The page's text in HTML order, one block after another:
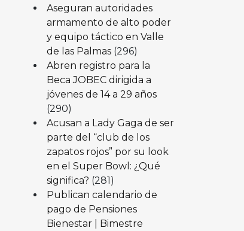
Aseguran autoridades
armamento de alto poder
y equipo táctico en Valle
de las Palmas (296)
Abren registro para la
Beca JOBEC dirigida a
jóvenes de 14 a 29 años
(290)
Acusan a Lady Gaga de ser
parte del “club de los
zapatos rojos” por su look
en el Super Bowl: ¿Qué
significa? (281)
Publican calendario de
pago de Pensiones
Bienestar | Bimestre